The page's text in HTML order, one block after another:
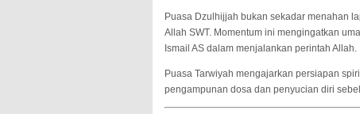
Puasa Dzulhijjah bukan sekadar menahan
Allah SWT. Momentum ini mengingatkan
Ismail AS dalam menjalankan perintah Allah.
Puasa Tarwiyah mengajarkan persiapan
pengampunan dosa dan penyucian diri